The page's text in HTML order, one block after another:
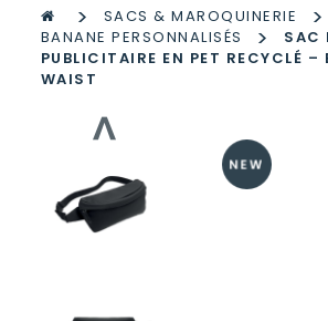
> SACS & MAROQUINERIE >
BANANE PERSONNALISÉS
>
SAC
PUBLICITAIRE EN PET RECYCLÉ –
WAIST